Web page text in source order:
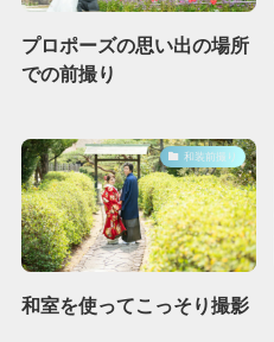
プロポーズの思い出の場所
での前撮り
和装前撮り
和室を使ってこっそり撮影